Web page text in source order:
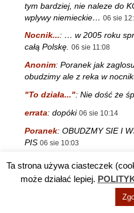
tym bardziej, nie naleze do
wplywy niemieckie… 06 sie
Nocnik...: … w 2005 roku
całą Polskę. 06 sie 11:08
Anonim: Poranek jak
obudzimy ale z reka w
"To działa...": Nie dość że
errata: dopóki 06 sie 10:14
Poranek: OBUDZMY SIE I
PIS 06 sie 10:03
Ktoczyimniewolnikiem :
Chmielowie „tupną
pieniędzy do Chmielowa. To
Ta strona używa ciasteczek
może działać lepiej.